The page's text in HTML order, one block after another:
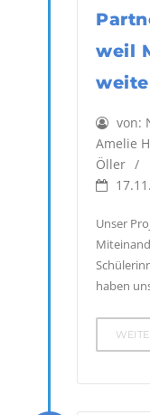
weil
von:
Amelie
Öller
Unser
haben